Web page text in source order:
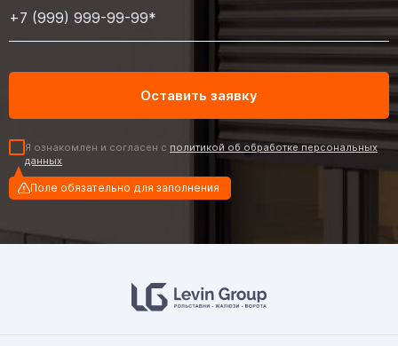
Я ознакомлен и согласен с политикой об обработке персональных
данных
Поле обязательно для заполнения